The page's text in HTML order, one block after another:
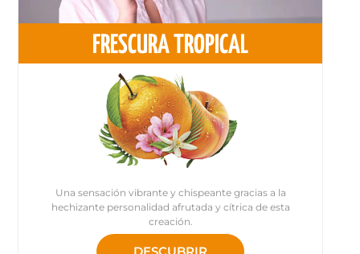
FRESCURA TROPICAL
Una sensación vibrante y chispeante gracias a la
hechizante personalidad afrutada y cítrica de esta
creación.